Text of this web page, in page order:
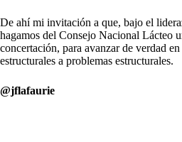
De ahí mi invitación a que, bajo el
hagamos del Consejo Nacional Lácteo
concertación, para avanzar de verdad
estructurales a problemas estructurales.
@jflafaurie